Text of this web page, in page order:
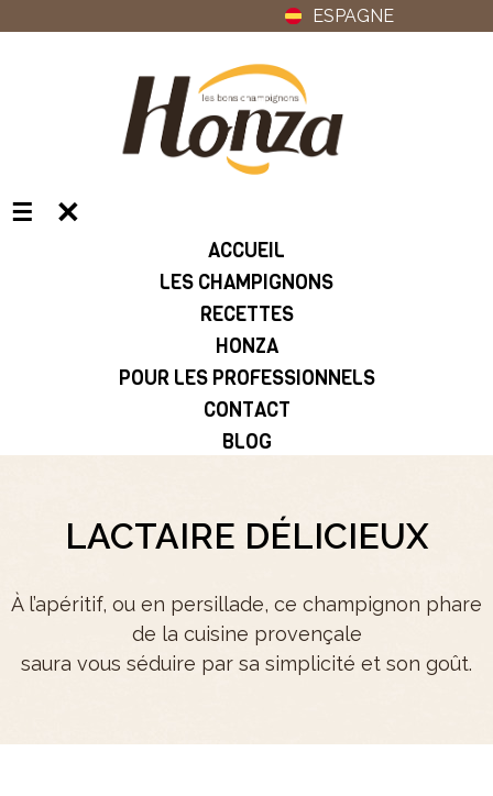
ESPAGNE
☰ ✕
ACCUEIL
LES CHAMPIGNONS
RECETTES
HONZA
POUR LES PROFESSIONNELS
CONTACT
BLOG
LACTAIRE DÉLICIEUX
À l’apéritif, ou en persillade, ce champignon phare
de la cuisine provençale
saura vous séduire par sa simplicité et son goût.